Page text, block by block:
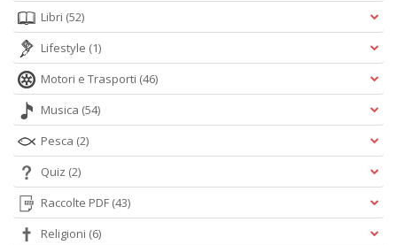
Libri (52)
Lifestyle (1)
Motori e Trasporti (46)
Musica (54)
Pesca (2)
Quiz (2)
Raccolte PDF (43)
Religioni (6)